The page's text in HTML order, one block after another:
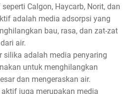
Calgon, Haycarb, Norit, dan
adalah media adsorpsi yang
bau, rasa, dan zat-zat
air.
silika adalah media penyaring
untuk menghilangkan
dan mengeraskan air.
aktif juga merupakan media